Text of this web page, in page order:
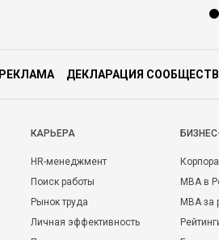
РЕКЛАМА ДЕКЛАРАЦИЯ
КАРЬЕРА
HR-менеджмент
Поиск работы
Рынок труда
Личная эффективность
MBA в
MBA